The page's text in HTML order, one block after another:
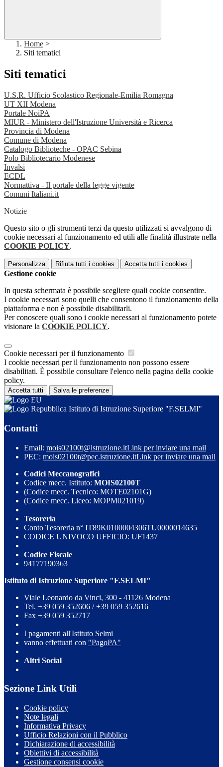
Home >
Siti tematici
Siti tematici
U.S.R. Ufficio Scolastico Regionale-Emilia Romagna
UT XII Modena
Portale NoiPA
MIUR - Ministero dell'Istruzione Università e Ricerca
Provincia di Modena
Comune di Modena
Catalogo Biblioteche - OPAC Sebina
Polo Bibliotecario Modenese
Invalsi
ECDL
Normattiva - Il portale della legge vigente
Comuni Italiani.it
Notizie
Questo sito o gli strumenti terzi da questo utilizzati si avvalgono di
cookie necessari al funzionamento ed utili alle finalità illustrate nella
COOKIE POLICY.
Personalizza Rifiuta tutti i cookies Accetta tutti i cookies
Gestione cookie
In questa schermata è possibile scegliere quali cookie consentire.
I cookie necessari sono quelli che consentono il funzionamento della
piattaforma e non è possibile disabilitarli.
Per conoscere quali sono i cookie necessari al funzionamento potete
visionare la COOKIE POLICY.
Cookie necessari per il funzionamento
I cookie necessari per il funzionamento non possono essere
disabilitati. È possibile consultare l'elenco nella pagina della cookie
policy.
Accetta tutti Salva le preferenze
Istituto di Istruzione Superiore "F.SELMI"
Contatti
Email: mois02100t@istruzione.itLink per inviare una mail
PEC: mois02100t@pec.istruzione.itLink per inviare una mail
Codici Meccanografici
Codice mecc. Istituto: MOIS02100T
(Codice mecc. Tecnico: MOTE02101G)
(Codice mecc. Liceo: MOPM021019)
Tesoreria
Conto Tesoreria n° IT89K0100004306TU0000014635
CODICE UNIVOCO UFFICIO: UF1437
Codice Fiscale
94177190363
Istituto di Istruzione Superiore "F.SELMI"
Viale Leonardo da Vinci, 300 - 41126 Modena
Tel. +39 059 352606 / +39 059 352616
Fax +39 059 352717
I pagamenti all'Istituto Selmi
vanno effettuati con "PagoPA"
Altri Social
Sezione Link Utili
Cookie policy
Note legali
Informativa Privacy
Ufficio Relazioni con il Pubblico
Dichiarazione di accessibilità
Obiettivi di accessibilità
Gestione consensi cookie